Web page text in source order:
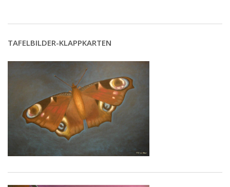
TAFELBILDER-KLAPPKARTEN